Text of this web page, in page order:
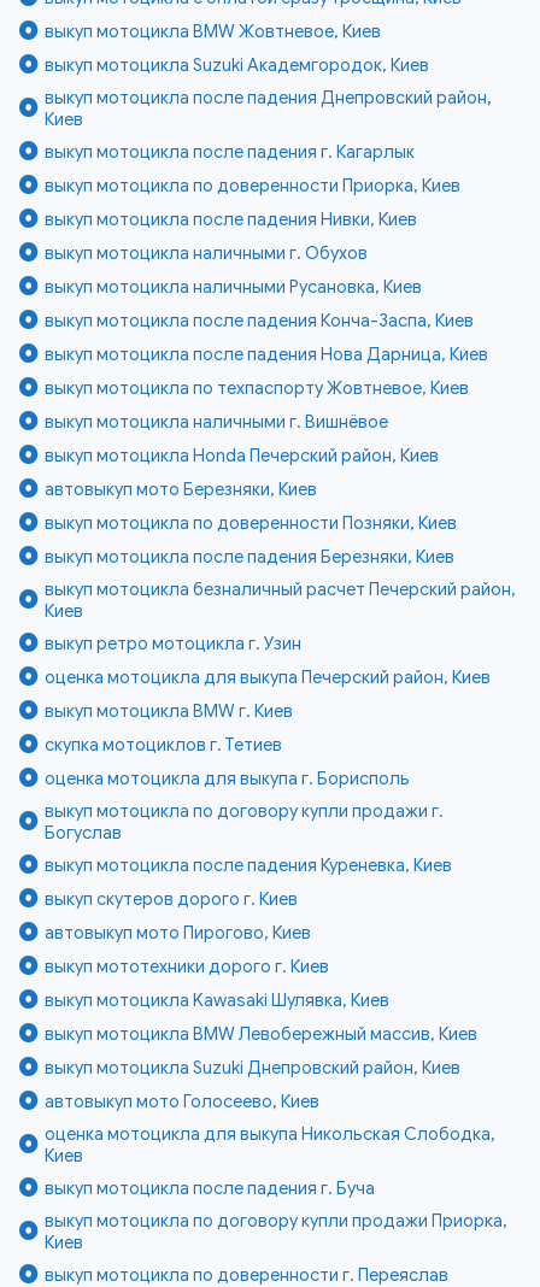
выкуп мотоцикла BMW Жовтневое, Киев
выкуп мотоцикла Suzuki Академгородок, Киев
выкуп мотоцикла после падения Днепровский район,
Киев
выкуп мотоцикла после падения г. Кагарлык
выкуп мотоцикла по доверенности Приорка, Киев
выкуп мотоцикла после падения Нивки, Киев
выкуп мотоцикла наличными г. Обухов
выкуп мотоцикла наличными Русановка, Киев
выкуп мотоцикла после падения Конча-Заспа, Киев
выкуп мотоцикла после падения Нова Дарница, Киев
выкуп мотоцикла по техпаспорту Жовтневое, Киев
выкуп мотоцикла наличными г. Вишнёвое
выкуп мотоцикла Honda Печерский район, Киев
автовыкуп мото Березняки, Киев
выкуп мотоцикла по доверенности Позняки, Киев
выкуп мотоцикла после падения Березняки, Киев
выкуп мотоцикла безналичный расчет Печерский район,
Киев
выкуп ретро мотоцикла г. Узин
оценка мотоцикла для выкупа Печерский район, Киев
выкуп мотоцикла BMW г. Киев
скупка мотоциклов г. Тетиев
оценка мотоцикла для выкупа г. Борисполь
выкуп мотоцикла по договору купли продажи г.
Богуслав
выкуп мотоцикла после падения Куреневка, Киев
выкуп скутеров дорого г. Киев
автовыкуп мото Пирогово, Киев
выкуп мототехники дорого г. Киев
выкуп мотоцикла Kawasaki Шулявка, Киев
выкуп мотоцикла BMW Левобережный массив, Киев
выкуп мотоцикла Suzuki Днепровский район, Киев
автовыкуп мото Голосеево, Киев
оценка мотоцикла для выкупа Никольская Слободка,
Киев
выкуп мотоцикла после падения г. Буча
выкуп мотоцикла по договору купли продажи Приорка,
Киев
выкуп мотоцикла по доверенности г. Переяслав